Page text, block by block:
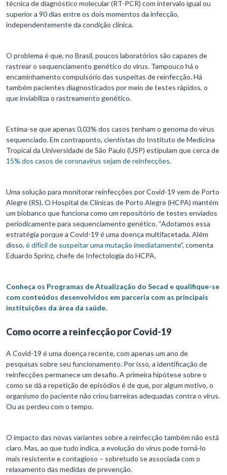
técnica de diagnóstico molecular (RT-PCR) com intervalo igual ou
superior a 90 dias entre os dois momentos da infecção,
independentemente da condição clínica.
O problema é que, no Brasil, poucos laboratórios são capazes de
rastrear o sequenciamento genético do vírus. Tampouco há o
encaminhamento compulsório das suspeitas de reinfecção. Há
também pacientes diagnosticados por meio de testes rápidos, o
que inviabiliza o rastreamento genético.
Estima-se que apenas 0,03% dos casos tenham o genoma do vírus
sequenciado. Em contraponto, cientistas do Instituto de Medicina
Tropical da Universidade de São Paulo (USP) estipulam que cerca de
15% dos casos de coronavírus sejam de reinfecções.
Uma solução para monitorar reinfecções por Covid-19 vem de Porto
Alegre (RS). O Hospital de Clínicas de Porto Alegre (HCPA) mantém
um biobanco que funciona como um repositório de testes enviados
periodicamente para sequenciamento genético. “Adotamos essa
estratégia porque a Covid-19 é uma doença multifacetada. Além
disso, é difícil de suspeitar uma mutação imediatamente”, comenta
Eduardo Sprinz, chefe de Infectologia do HCPA.
Conheça os Programas de Atualização do Secad e qualifique-se
com conteúdos desenvolvidos em parceria com as principais
instituições da área da saúde.
Como ocorre a reinfecção por Covid-19
A Covid-19 é uma doença recente, com apenas um ano de
pesquisas sobre seu funcionamento. Por isso, a identificação de
reinfecções permanece um desafio. A primeira hipótese sobre o
como se dá a repetição de episódios é de que, por algum motivo, o
organismo do paciente não criou barreiras adequadas contra o vírus.
Ou as perdeu com o tempo.
O impacto das novas variantes sobre a reinfecção também não está
claro. Mas, ao que tudo indica, a evolução do vírus pode torná-lo
mais resistente e contagioso – sobretudo se associada com o
relaxamento das medidas de prevenção.